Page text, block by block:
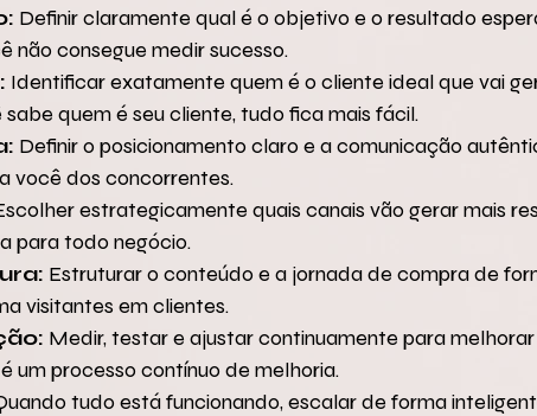
Definir claramente qual é o objetivo e o resultado
não consegue medir sucesso.
Identificar exatamente quem é o cliente ideal que vai
quem é seu cliente, tudo fica mais fácil.
Definir o posicionamento claro e a comunicação
você dos concorrentes.
estrategicamente quais canais vão gerar mais
para todo negócio.
Estruturar o conteúdo e a jornada de compra de
visitantes em clientes.
Medir, testar e ajustar continuamente para
um processo contínuo de melhoria.
tudo está funcionando, escalar de forma